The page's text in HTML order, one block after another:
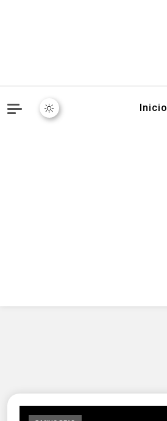
Inicio